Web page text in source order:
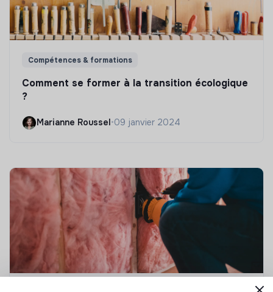
Compétences & formations
Comment se former à la transition écologique
?
Marianne Roussel •09 janvier 2024